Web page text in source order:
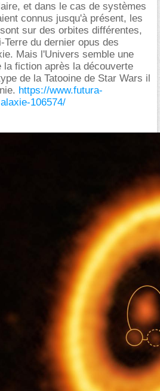
et dans le cas de systèmes
connus jusqu'à présent, les
sur des orbites différentes,
du dernier opus des
Mais l'Univers semble une
la fiction après la découverte
de la Tatooine de Star Wars il
https://www.futura-
106574/